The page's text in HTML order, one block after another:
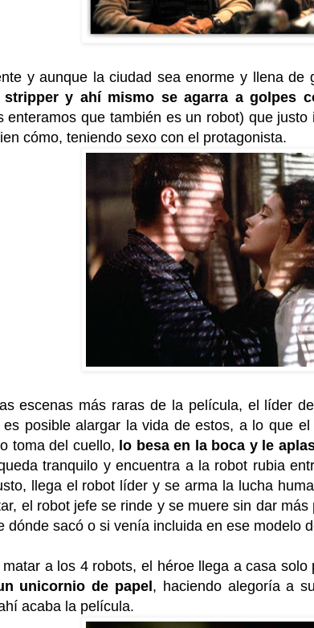
y aunque la ciudad sea enorme y llena
stripper y ahí mismo se agarra a golpes
enteramos que también es un robot) que
cómo, teniendo sexo con el protagonista.
escenas más raras de la película, el líder
posible alargar la vida de estos, a lo que
toma del cuello, lo besa en la boca y le
tranquilo y encuentra a la robot rubia
llega el robot líder y se arma la lucha
el robot jefe se rinde y se muere sin dar
dónde sacó o si venía incluida en ese modelo
a los 4 robots, el héroe llega a casa solo
unicornio de papel , haciendo alegoría a
acaba la película.